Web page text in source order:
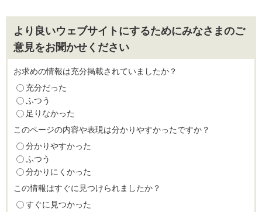
より良いウェブサイトにするためにみなさまのご
意見をお聞かせください
お求めの情報は充分掲載されていましたか？
充分だった
ふつう
足りなかった
このページの内容や表現は分かりやすかったですか？
分かりやすかった
ふつう
分かりにくかった
この情報はすぐに見つけられましたか？
すぐに見つかった